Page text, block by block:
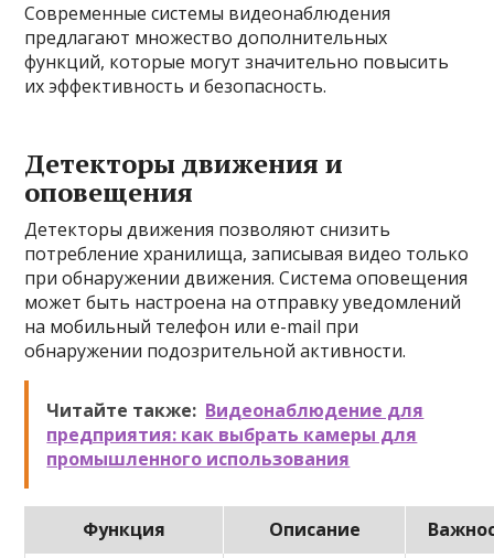
Современные системы видеонаблюдения
предлагают множество дополнительных
функций, которые могут значительно повысить
их эффективность и безопасность.
Детекторы движения и
оповещения
Детекторы движения позволяют снизить
потребление хранилища, записывая видео только
при обнаружении движения. Система оповещения
может быть настроена на отправку уведомлений
на мобильный телефон или e-mail при
обнаружении подозрительной активности.
Читайте также: Видеонаблюдение для
предприятия: как выбрать камеры для
промышленного использования
Функция Описание